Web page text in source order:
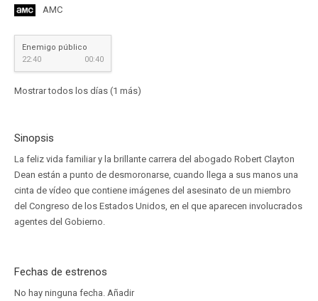
AMC
Enemigo público
22:40
00:40
Mostrar todos los días (1 más)
Sinopsis
La feliz vida familiar y la brillante carrera del abogado Robert Clayton
Dean están a punto de desmoronarse, cuando llega a sus manos una
cinta de vídeo que contiene imágenes del asesinato de un miembro
del Congreso de los Estados Unidos, en el que aparecen involucrados
agentes del Gobierno.
Fechas de estrenos
No hay ninguna fecha. Añadir